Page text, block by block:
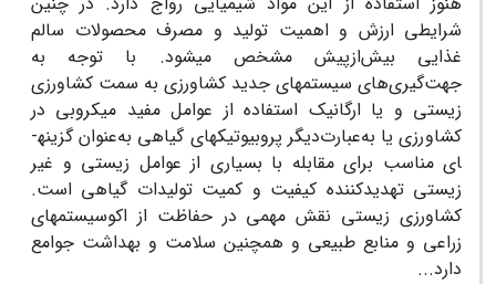
شرایطی ارزش و اهمیت تولید و مصرف محصولات سالم
غذایی بیش‌ازپیش مشخص می‏شود. با توجه به
جهت‌گیری‌های سیستم­های جدید کشاورزی به سمت کشاورزی
زیستی و یا ارگانیک استفاده از عوامل مفید میکروبی در
کشاورزی یا به‌عبارت‌دیگر پروبیوتیک­های گیاهی به‌عنوان گزینه­
ای مناسب برای مقابله با بسیاری از عوامل زیستی و غیر
زیستی تهدیدکننده کیفیت و کمیت تولیدات گیاهی است.
کشاورزی زیستی نقش مهمی در حفاظت از اکوسیستم­های
زراعی و منابع طبیعی و همچنین سلامت و بهداشت جوامع
دارد...